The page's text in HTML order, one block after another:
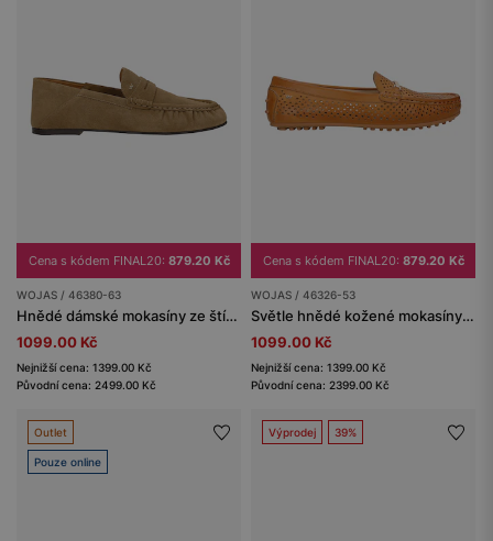
Cena s kódem FINAL20: 879.20 Kč
WOJAS / 46380-63
Hnědé dámské mokasíny ze štípenky
1099.00 Kč
Nejnižší cena: 1399.00 Kč
Původní cena: 2499.00 Kč
Cena s kódem FINAL20: 879.20 Kč
WOJAS / 46326-53
Světle hnědé kožené mokasíny s perforací
1099.00 Kč
Nejnižší cena: 1399.00 Kč
Původní cena: 2399.00 Kč
Outlet
Pouze online
Výprodej 39%